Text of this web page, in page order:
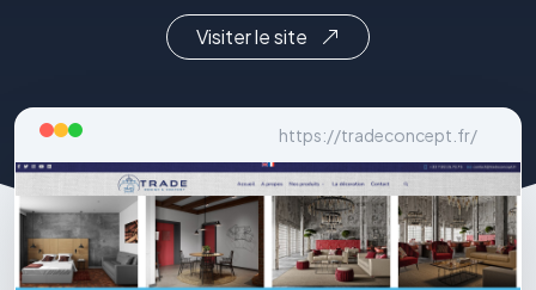
Visiter le site
https://tradeconcept.fr/